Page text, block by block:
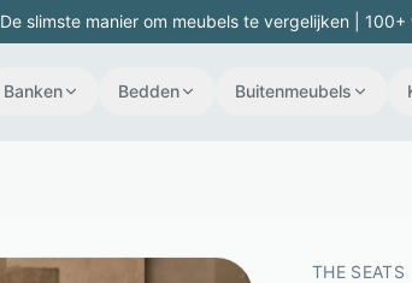
De slimste manier om meubels te vergelijken |
Banken Bedden Buitenmeubels
THE SEATS